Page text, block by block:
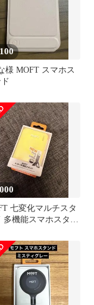
様 MOFT スマホス
七変化マルチスタ
多機能スマホスタン